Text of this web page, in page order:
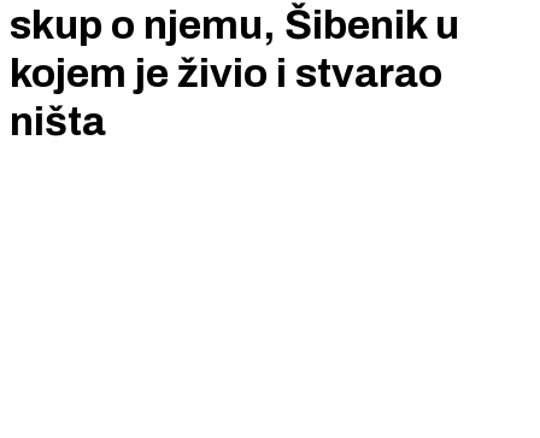
skup o njemu, Šibenik u
kojem je živio i stvarao
ništa